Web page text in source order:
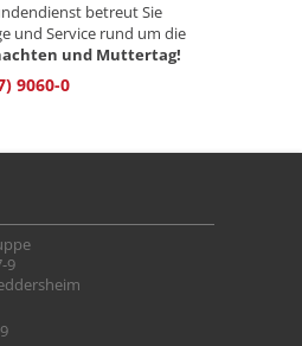
betreut Sie
und Service rund um die
und Muttertag!
9060-0
9